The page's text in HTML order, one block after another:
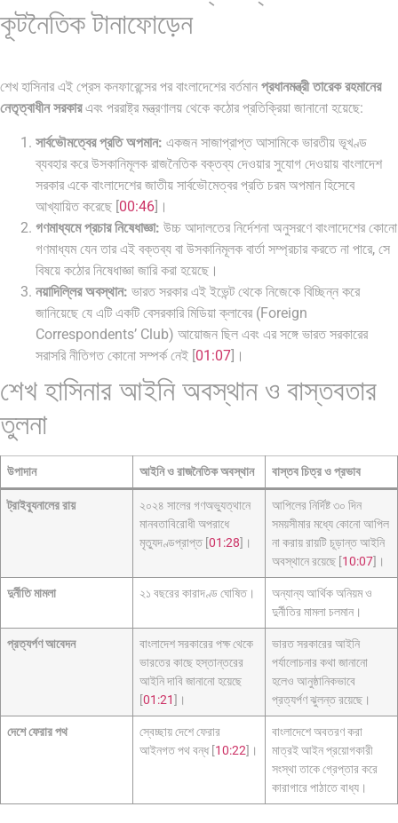
কূটনৈতিক টানাফোড়েন
শেখ হাসিনার এই প্রেস কনফারেন্সের পর বাংলাদেশের বর্তমান প্রধানমন্ত্রী তারেক রহমানের
নেতৃত্বাধীন সরকারএবং পররাষ্ট্র মন্ত্রণালয় থেকে কঠোর প্রতিক্রিয়া জানানো হয়েছে:
সার্বভৌমত্বের প্রতি অপমান: একজন সাজাপ্রাপ্ত আসামিকে ভারতীয় ভূখণ্ড
ব্যবহার করে উসকানিমূলক রাজনৈতিক বক্তব্য দেওয়ার সুযোগ দেওয়ায় বাংলাদেশ
সরকার একে বাংলাদেশের জাতীয় সার্বভৌমেত্বর প্রতি চরম অপমান হিসেবে
আখ্যায়িত করেছে [00:46]।
গণমাধ্যমে প্রচার নিষেধাজ্ঞা: উচ্চ আদালতের নির্দেশনা অনুসরণে বাংলাদেশের কোনো
গণমাধ্যম যেন তার এই বক্তব্য বা উসকানিমূলক বার্তা সম্প্রচার করতে না পারে, সে
বিষয়ে কঠোর নিষেধাজ্ঞা জারি করা হয়েছে।
নয়াদিল্লির অবস্থান: ভারত সরকার এই ইভেন্ট থেকে নিজেকে বিচ্ছিন্ন করে
জানিয়েছে যে এটি একটি বেসরকারি মিডিয়া ক্লাবের (Foreign
Correspondents’ Club) আয়োজন ছিল এবং এর সঙ্গে ভারত সরকারের
সরাসরি নীতিগত কোনো সম্পর্ক নেই [01:07]।
শেখ হাসিনার আইনি অবস্থান ও বাস্তবতার
তুলনা
উপাদান আইনি ও রাজনৈতিক অবস্থান বাস্তব চিত্র ও প্রভাব
ট্রাইব্যুনালের রায়
২০২৪ সালের গণঅভ্যুত্থানে
মানবতাবিরোধী অপরাধে
মৃত্যুদণ্ডপ্রাপ্ত [01:28]।
আপিলের নির্দিষ্ট ৩০ দিন
সময়সীমার মধ্যে কোনো আপিল
না করায় রায়টি চূড়ান্ত আইনি
অবস্থানে রয়েছে [10:07]।
দুর্নীতি মামলা ২১ বছরের কারাদণ্ড ঘোষিত।
অন্যান্য আর্থিক অনিয়ম ও
দুর্নীতির মামলা চলমান।
প্রত্যর্পণ আবেদন
বাংলাদেশ সরকারের পক্ষ থেকে
ভারতের কাছে হস্তান্তরের
আইনি দাবি জানানো হয়েছে
[01:21]।
ভারত সরকারের আইনি
পর্যালোচনার কথা জানানো
হলেও আনুষ্ঠানিকভাবে
প্রত্যর্পণ ঝুলন্ত রয়েছে।
দেশে ফেরার পথ
স্বেচ্ছায় দেশে ফেরার
আইনগত পথ বন্ধ [10:22]।
বাংলাদেশে অবতরণ করা
মাত্রই আইন প্রয়োগকারী
সংস্থা তাকে গ্রেপ্তার করে
কারাগারে পাঠাতে বাধ্য।